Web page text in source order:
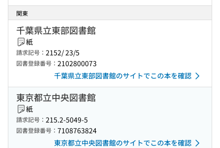
関東
千葉県立東部図書館
紙
請求記号： 2152/ 23/5
図書登録番号： 2102800073
千葉県立東部図書館のサイトでこの本を確認
東京都立中央図書館
紙
請求記号： 215.2-5049-5
図書登録番号： 7108763824
東京都立中央図書館のサイトでこの本を確認